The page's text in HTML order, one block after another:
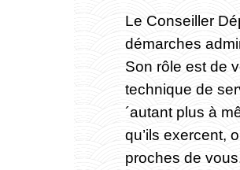
Le Conseiller
démarches
Son rôle est de
technique de
´autant plus à
qu’ils exercent,
proches de